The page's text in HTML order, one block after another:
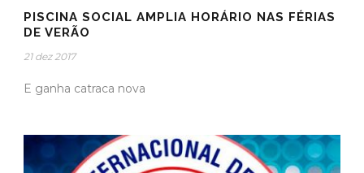
PISCINA SOCIAL AMPLIA HORÁRIO NAS FÉRIAS
DE VERÃO
21 dez 2017
E ganha catraca nova